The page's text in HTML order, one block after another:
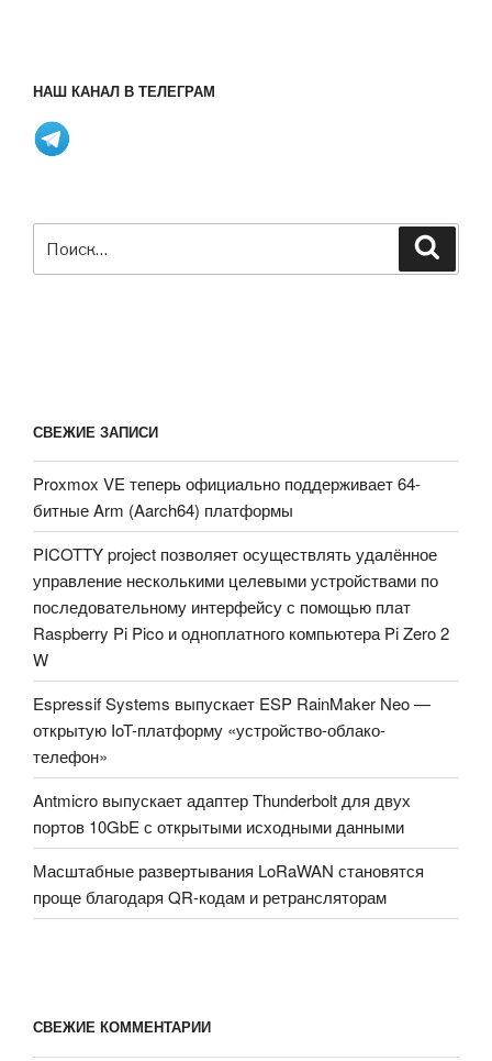
НАШ КАНАЛ В ТЕЛЕГРАМ
СВЕЖИЕ ЗАПИСИ
Proxmox VE теперь официально поддерживает 64-
битные Arm (Aarch64) платформы
PICOTTY project позволяет осуществлять удалённое
управление несколькими целевыми устройствами по
последовательному интерфейсу с помощью плат
Raspberry Pi Pico и одноплатного компьютера Pi Zero 2
W
Espressif Systems выпускает ESP RainMaker Neo —
открытую IoT-платформу «устройство-облако-
телефон»
Antmicro выпускает адаптер Thunderbolt для двух
портов 10GbE с открытыми исходными данными
Масштабные развертывания LoRaWAN становятся
проще благодаря QR-кодам и ретрансляторам
СВЕЖИЕ КОММЕНТАРИИ